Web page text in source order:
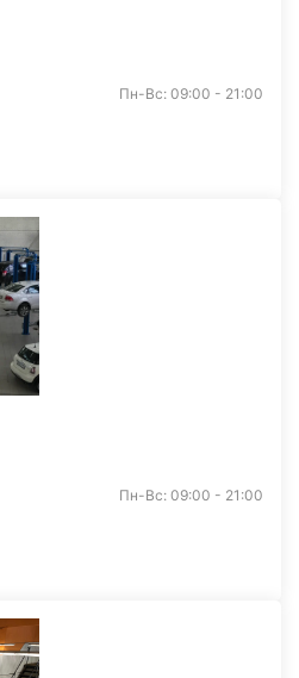
Пн-Вс: 09:00 - 21:00
Пн-Вс: 09:00 - 21:00